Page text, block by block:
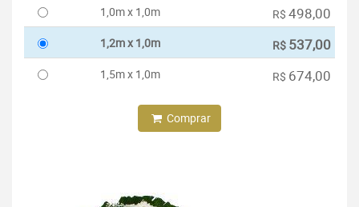
1,0m x 1,0m
R$ 498,00
1,2m x 1,0m R$ 537,00
1,5m x 1,0m R$ 674,00
Comprar